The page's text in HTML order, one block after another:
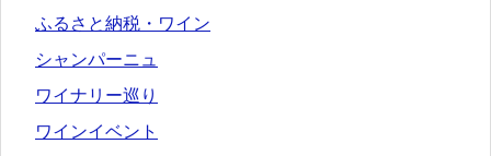
ふるさと納税・ワイン
シャンパーニュ
ワイナリー巡り
ワインイベント